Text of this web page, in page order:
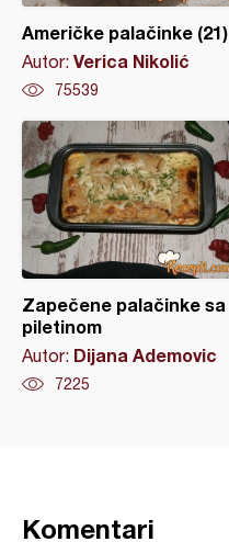
Američke palačinke (21)
Autor: Verica Nikolić
75539
Zapečene palačinke sa
piletinom
Autor: Dijana Ademovic
7225
Komentari